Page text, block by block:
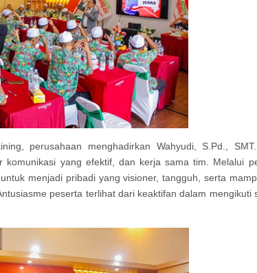
perusahaan menghadirkan Wahyudi, S.Pd.,
komunikasi yang efektif, dan kerja sama tim. Melalui
menjadi pribadi yang visioner, tangguh, serta
peserta terlihat dari keaktifan dalam mengikuti